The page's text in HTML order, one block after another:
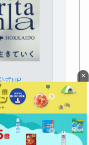
式HP
マングレー
ド
×